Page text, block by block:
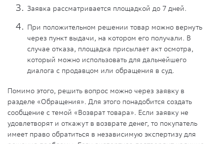
Заявка рассматривается площадкой до 7 дней.
При положительном решении товар можно вернуть
через пункт выдачи, на котором его получали. В
случае отказа, площадка присылает акт осмотра,
который можно использовать для дальнейшего
диалога с продавцом или обращения в суд.
Помимо этого, решить вопрос можно через заявку в
разделе «Обращения». Для этого понадобится создать
сообщение с темой «Возврат товара». Если заявку не
удовлетворят и откажут в возврате денег, то покупатель
имеет право обратиться в независимую экспертизу для